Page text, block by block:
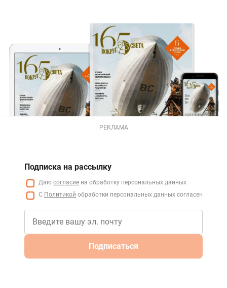
РЕКЛАМА
Подписка на рассылку
Даю согласие на обработку персональных данных
С Политикой обработки персональных данных согласен
Подписаться